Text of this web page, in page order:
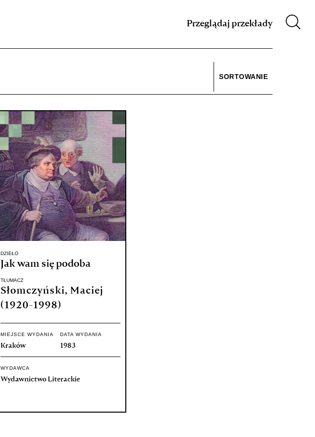
Przeglądaj przekłady
SORTOWANIE
DZIEŁO
Jak wam się podoba
TŁUMACZ
Słomczyński, Maciej
(1920-1998)
MIEJSCE WYDANIA
Kraków
DATA WYDANIA
1983
WYDAWCA
Wydawnictwo Literackie